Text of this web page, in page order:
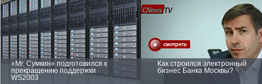
«Mr. Сумкин» подготовился к
прекращению поддержки
WS2003
Как строился электронный
бизнес Банка Москвы?